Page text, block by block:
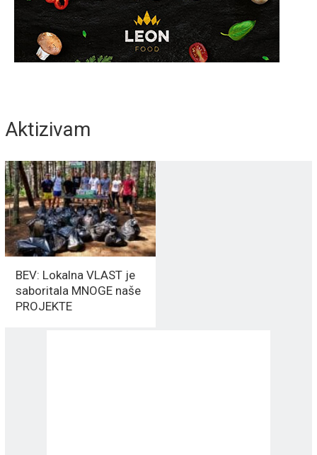
Aktizivam
BEV: Lokalna VLAST je
saboritala MNOGE naše
PROJEKTE